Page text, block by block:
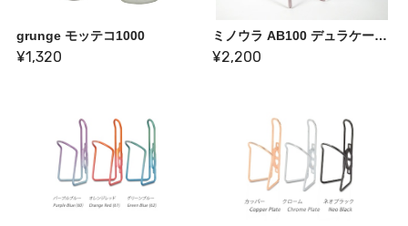
grunge モッテコ1000
¥1,320
ミノウラ AB100 デュラケージ 限定色 サクラ
¥2,200